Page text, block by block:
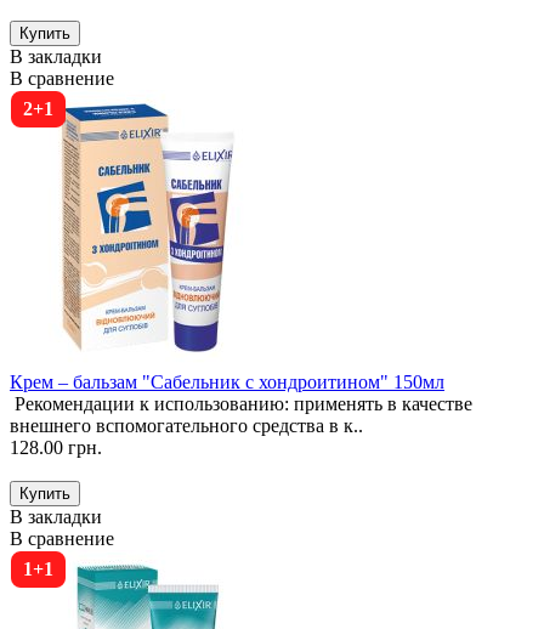
В закладки
В сравнение
2+1
Крем – бальзам "Сабельник с хондроитином" 150мл
Рекомендации к использованию: применять в качестве
внешнего вспомогательного средства в к..
128.00 грн.
В закладки
В сравнение
1+1